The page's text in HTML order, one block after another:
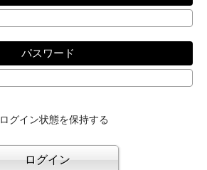
パスワード
ログイン状態を保持する